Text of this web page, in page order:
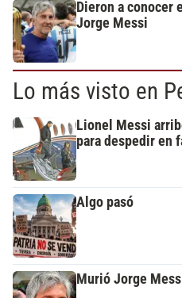
Dieron a conocer
Jorge Messi
Lo más visto en
Lionel Messi
para despedir en
Algo pasó
Murió Jorge